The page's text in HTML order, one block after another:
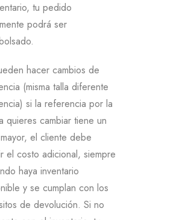
tu pedido
podrá ser
hacer cambios de
(misma talla diferente
si la referencia por la
quieres cambiar tiene un
el cliente debe
el costo adicional, siempre
haya inventario
y se cumplan con los
de devolución. Si no